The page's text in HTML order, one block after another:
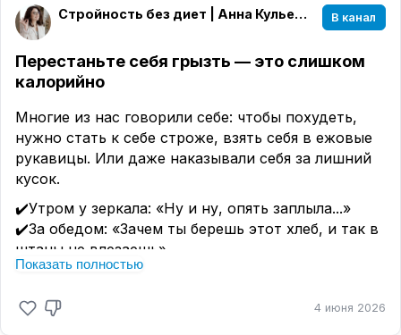
Стройность без диет | Анна Кульечева В канал
Перестаньте себя грызть — это слишком
калорийно
Многие из нас говорили себе: чтобы похудеть,
нужно стать к себе строже, взять себя в ежовые
рукавицы. Или даже наказывали себя за лишний
кусок.
✔️Утром у зеркала: «Ну и ну, опять заплыла...»
✔️За обедом: «Зачем ты берешь этот хлеб, и так в
штаны не влезаешь».
✔️Вечером после срыва: «Слабачка. Никакой воли.
Нам кажется, что если мы будем себя ругать, то
Показать полностью
4 июня 2026